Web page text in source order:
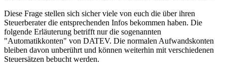
Diese Frage stellen sich sicher viele von euch die über ihren
Steuerberater die entsprechenden Infos bekommen haben. Die
folgende Erläuterung betrifft nur die sogenannten
"Automatikkonten" von DATEV. Die normalen Aufwandskonten
bleiben davon unberührt und können weiterhin mit verschiedenen
Steuersätzen bebucht werden.